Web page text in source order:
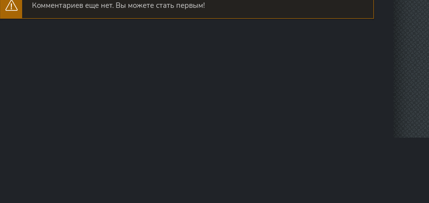
Комментариев еще нет. Вы можете стать первым!